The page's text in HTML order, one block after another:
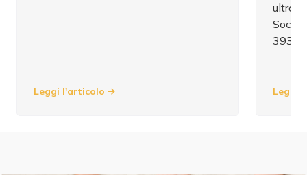
Leggi l'articolo
Soci:
393
Leggi